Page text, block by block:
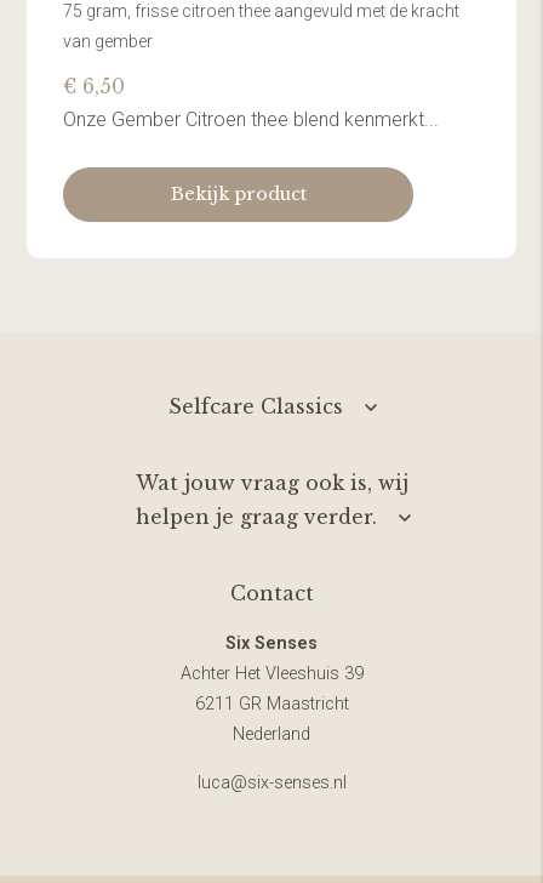
75 gram, frisse citroen thee aangevuld met de kracht
van gember
€ 6,50
Onze Gember Citroen thee blend kenmerkt...
Bekijk product
Selfcare Classics
Wat jouw vraag ook is, wij
helpen je graag verder.
Contact
Six Senses
Achter Het Vleeshuis 39
6211 GR Maastricht
Nederland
luca@six-senses.nl